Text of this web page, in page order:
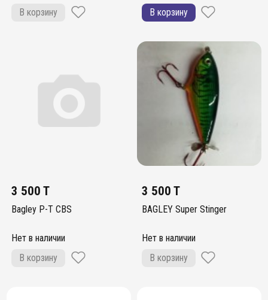
В корзину В корзину
3 500 T
Bagley P-T CBS
Нет в наличии
В корзину
3 500 T
BAGLEY Super Stinger
Нет в наличии
В корзину